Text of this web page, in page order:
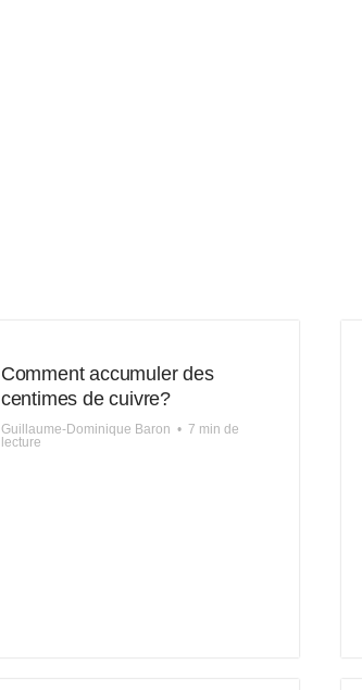
Comment accumuler des
centimes de cuivre?
Guillaume-Dominique Baron • 7 min de
lecture